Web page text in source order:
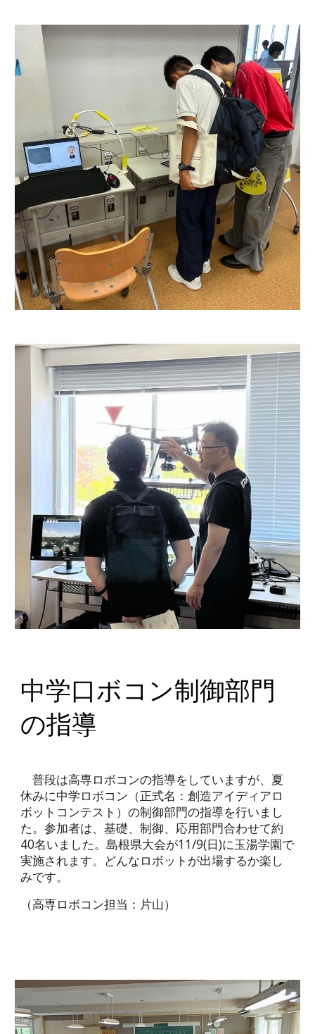
中学口ボコン制御部門
の指導
普段は高専ロボコンの指導をしていますが、夏
休みに中学ロボコン（正式名：創造アイディアロ
ボットコンテスト）の制御部門の指導を行いまし
た。参加者は、基礎、制御、応用部門合わせて約
40名いました。島根県大会が11/9(日)に玉湯学園で
実施されます。どんなロボットが出場するか楽し
みです。
（高専ロボコン担当：片山）